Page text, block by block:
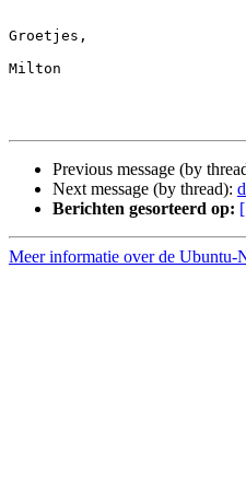
Groetjes,
Milton
Previous message (by
Next message (by thread):
Berichten gesorteerd op:
Meer informatie over de Ubuntu-